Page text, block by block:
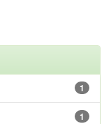
1
1